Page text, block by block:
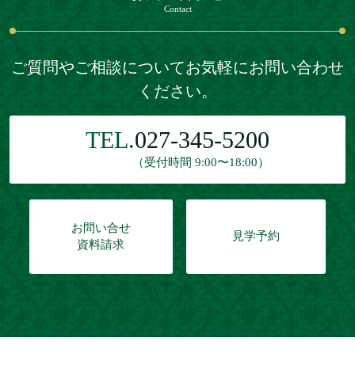
Contact
ご質問やご相談についてお気軽にお問い合わせ
ください。
TEL.027-345-5200
（受付時間 9:00〜18:00）
お問い合せ
資料請求
見学予約